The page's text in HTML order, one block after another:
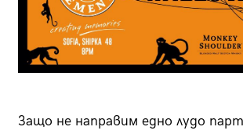
Защо не направим едно лудо